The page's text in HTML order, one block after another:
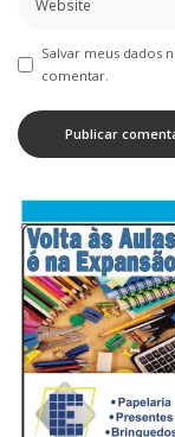
Salvar meus dados
comentar.